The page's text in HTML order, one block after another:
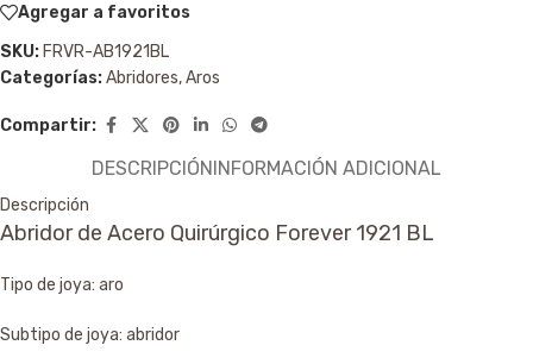
Agregar a favoritos
SKU: FRVR-AB1921BL
Categorías:Abridores,Aros
Compartir:
DESCRIPCIÓNINFORMACIÓN ADICIONAL
Descripción
Abridor de Acero Quirúrgico Forever 1921 BL
Tipo de joya: aro
Subtipo de joya: abridor